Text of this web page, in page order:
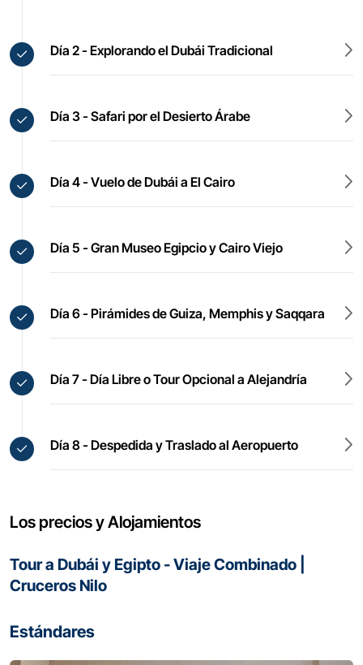
Día 2 - Explorando el Dubái Tradicional
Día 3 - Safari por el Desierto Árabe
Día 4 - Vuelo de Dubái a El Cairo
Día 5 - Gran Museo Egipcio y Cairo Viejo
Día 6 - Pirámides de Guiza, Memphis y Saqqara
Día 7 - Día Libre o Tour Opcional a Alejandría
Día 8 - Despedida y Traslado al Aeropuerto
Los precios y Alojamientos
Tour a Dubái y Egipto - Viaje Combinado |
Cruceros Nilo
Estándares